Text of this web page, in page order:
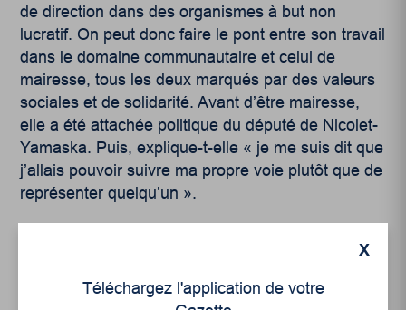
de direction dans des organismes à but non
lucratif. On peut donc faire le pont entre son travail
dans le domaine communautaire et celui de
mairesse, tous les deux marqués par des valeurs
sociales et de solidarité. Avant d’être mairesse,
elle a été attachée politique du député de Nicolet-
Yamaska. Puis, explique-t-elle « je me suis dit que
j’allais pouvoir suivre ma propre voie plutôt que de
représenter quelqu’un ».
X
Téléchargez l'application de votre